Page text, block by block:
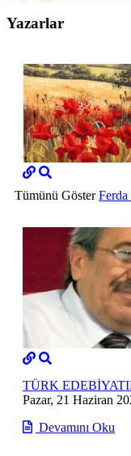
Yazarlar
Tümünü Göster
TÜRK
Pazar, 21 Haziran
Devamını Oku